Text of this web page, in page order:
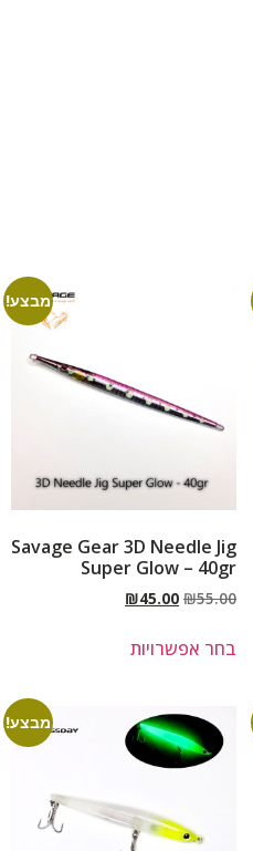
מבצע!
Savage Gear 3D Needle Jig
Super Glow – 40gr
₪55.00
₪45.00
בחר אפשרויות
מבצע!